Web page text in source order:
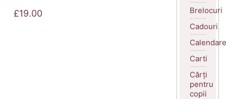
£19.00
Brelocuri
Cadouri
Calendare
Carti
Cărți
pentru
copii